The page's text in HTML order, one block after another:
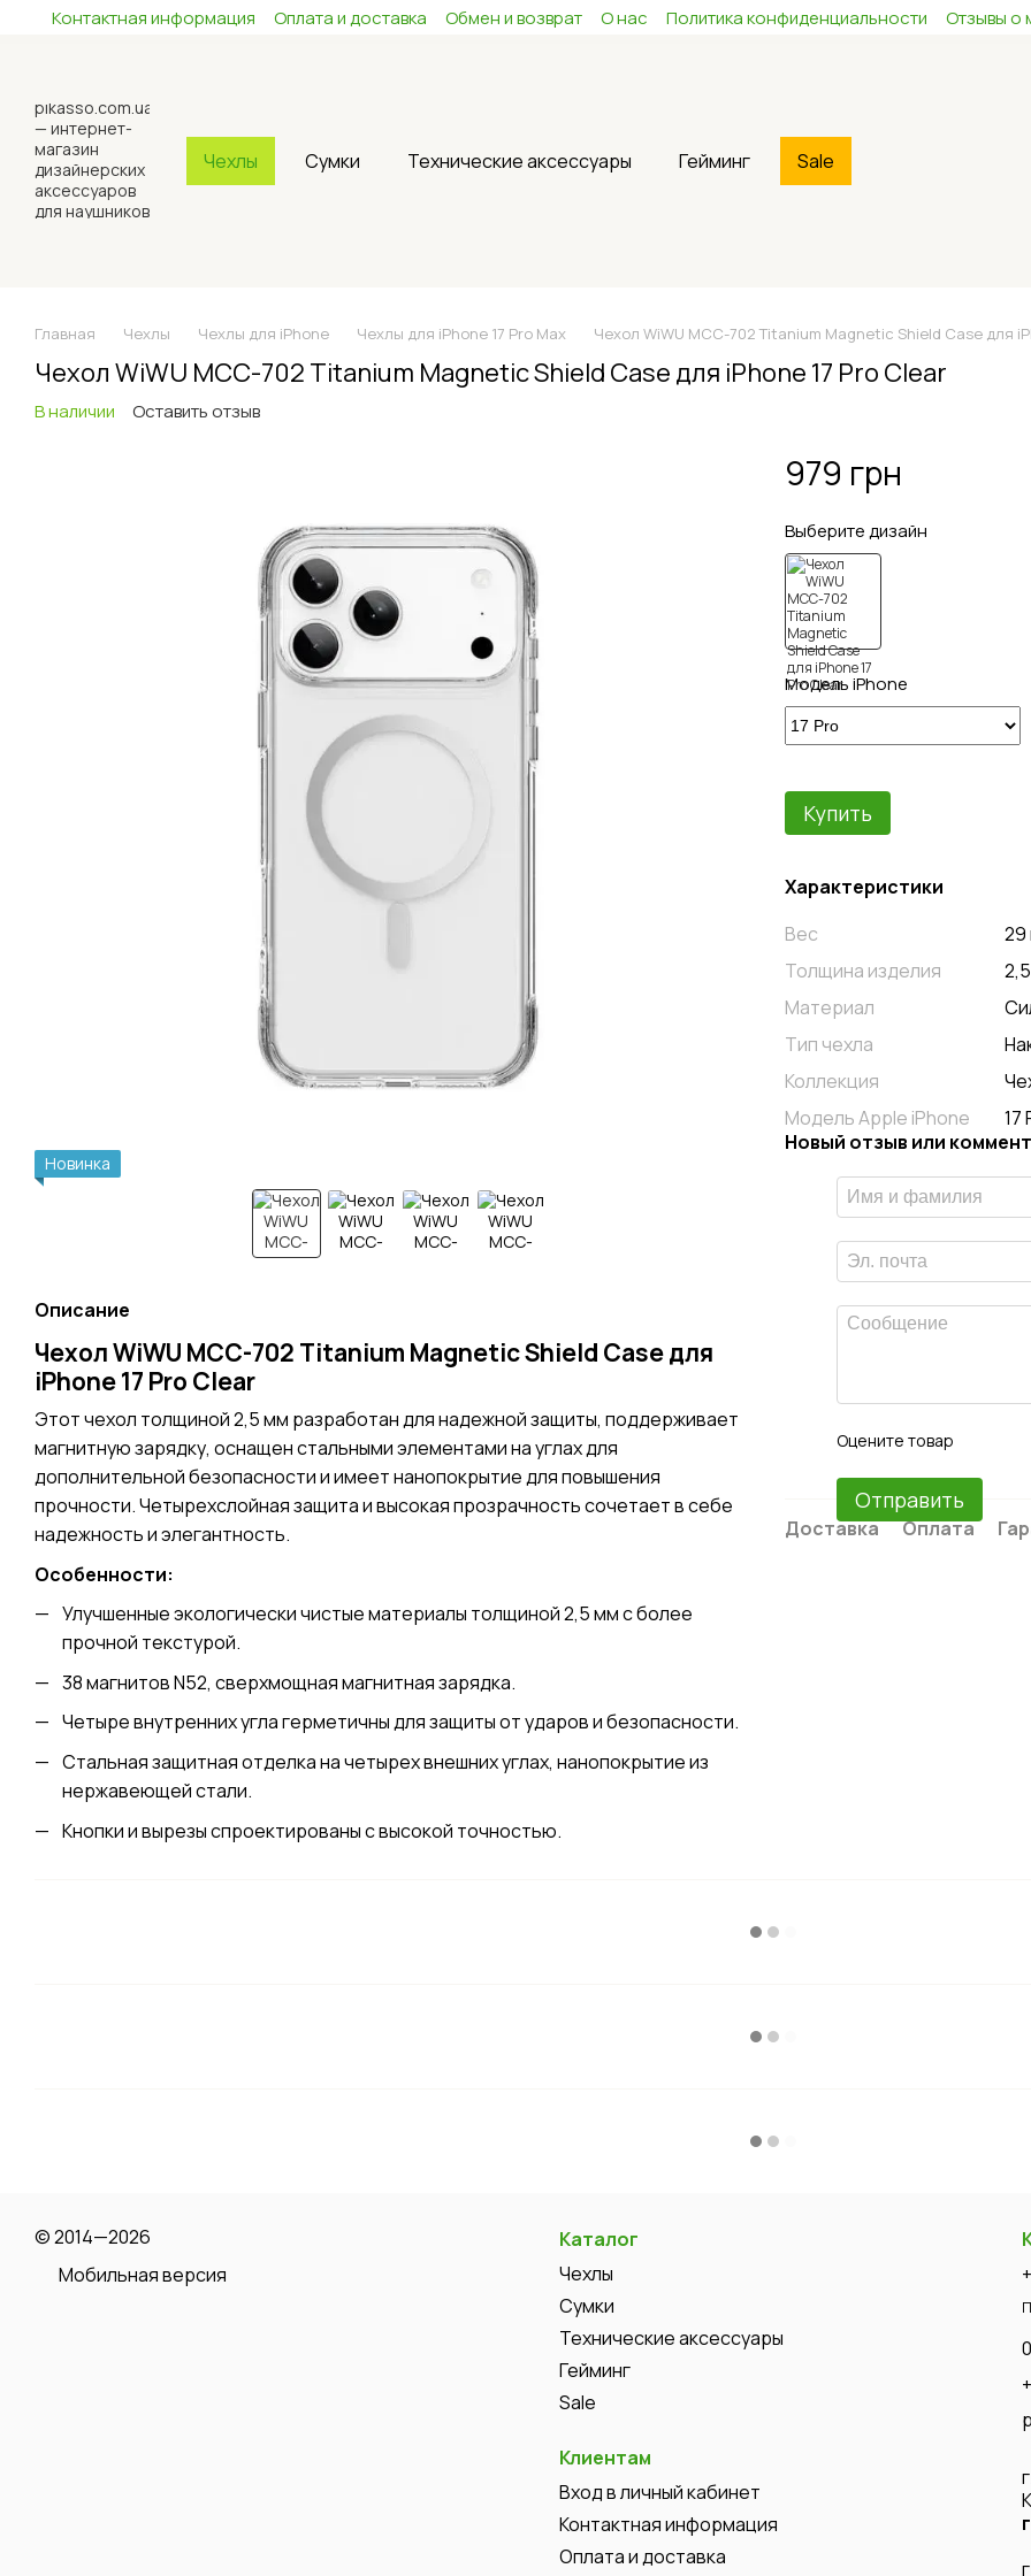
Перейти к основному контенту
Контактная информация Оплата и доставка Обмен и возврат О нас Политика конфиденциальности Отзывы о
Чехлы Сумки Технические аксессуары Гейминг Sale
Главная Чехлы Чехлы для iPhone Чехлы для iPhone 17 Pro Max Чехол WiWU MCC-702 Titanium Magnetic Shield Case для
Чехол WiWU MCC-702 Titanium Magnetic Shield Case для iPhone 17 Pro Clear
В наличии Оставить отзыв
Новинка
Описание
Чехол WiWU MCC-702 Titanium Magnetic Shield Case для
iPhone 17 Pro Clear
Этот чехол толщиной 2,5 мм разработан для надежной защиты, поддерживает
магнитную зарядку, оснащен стальными элементами на углах для
дополнительной безопасности и имеет нанопокрытие для повышения
прочности. Четырехслойная защита и высокая прозрачность сочетает в себе
надежность и элегантность.
Особенности:
Улучшенные экологически чистые материалы толщиной 2,5 мм с более
прочной текстурой.
38 магнитов N52, сверхмощная магнитная зарядка.
Четыре внутренних угла герметичны для защиты от ударов и безопасности.
Стальная защитная отделка на четырех внешних углах, нанопокрытие из
нержавеющей стали.
Кнопки и вырезы спроектированы с высокой точностью.
979 грн
Выберите дизайн
Модель iPhone
Купить
Характеристики
Вес
29
Толщина изделия
Материал
Тип чехла
Коллекция
Модель Apple iPhone
17
Новый отзыв или
Оцените товар
Отправить
Доставка Оплата
© 2014—2026
Мобильная версия
Каталог
Чехлы
Сумки
Технические аксессуары
Гейминг
Sale
Клиентам
Вход в личный кабинет
Контактная информация
Оплата и доставка